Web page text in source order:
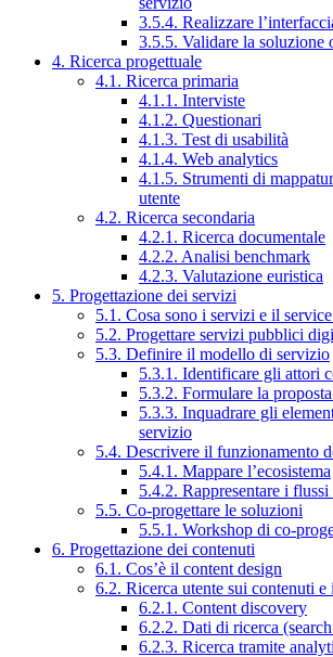
3.5.4. Realizzare
3.5.5. Validare la soluzione
4. Ricerca progettuale
4.1. Ricerca primaria
4.1.1. Interviste
4.1.2. Questionari
4.1.3. Test di usabilità
4.1.4. Web analytics
4.1.5. Strumenti di
utente
4.2. Ricerca secondaria
4.2.1. Ricerca documentale
4.2.2. Analisi benchmark
4.2.3. Valutazione euristica
5. Progettazione dei servizi
5.1. Cosa sono i servizi e il
5.2. Progettare servizi pubblici
5.3. Definire il modello di servizio
5.3.1. Identificare gli attori
5.3.2. Formulare la
5.3.3. Inquadrare gli
servizio
5.4. Descrivere il funzionamento
5.4.1. Mappare l’ecosistema
5.4.2. Rappresentare i
5.5. Co-progettare le soluzioni
5.5.1. Workshop di co-
6. Progettazione dei contenuti
6.1. Cos’è il content design
6.2. Ricerca utente sui contenuti
6.2.1. Content discovery
6.2.2. Dati di ricerca
6.2.3. Ricerca tramite